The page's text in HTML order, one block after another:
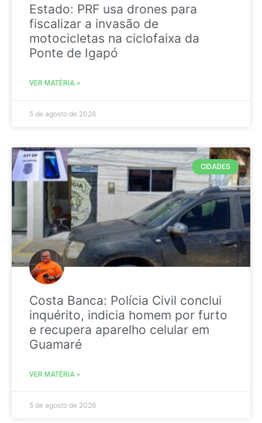
Estado: PRF usa drones para
fiscalizar a invasão de
motocicletas na ciclofaixa da
Ponte de Igapó
VER MATÉRIA »
5 de agosto de 2026
CIDADES
Costa Banca: Polícia Civil conclui
inquérito, indicia homem por furto
e recupera aparelho celular em
Guamaré
VER MATÉRIA »
5 de agosto de 2026